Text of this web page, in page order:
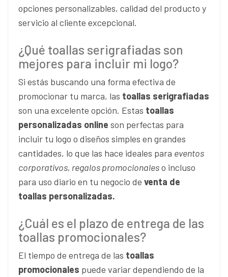
opciones personalizables, calidad del producto y
servicio al cliente excepcional.
¿Qué toallas serigrafiadas son
mejores para incluir mi logo?
Si estás buscando una forma efectiva de
promocionar tu marca, las toallas serigrafiadas
son una excelente opción. Estas toallas
personalizadas online son perfectas para
incluir tu logo o diseños simples en grandes
cantidades, lo que las hace ideales para eventos
corporativos, regalos promocionaleso incluso
para uso diario en tu negocio de venta de
toallas personalizadas.
¿Cuál es el plazo de entrega de las
toallas promocionales?
El tiempo de entrega de las toallas
promocionales puede variar dependiendo de la